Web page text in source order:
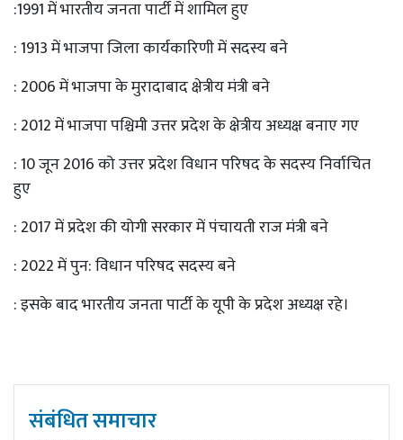
:1991 में भारतीय जनता पार्टी में शामिल हुए
: 1913 में भाजपा जिला कार्यकारिणी में सदस्य बने
: 2006 में भाजपा के मुरादाबाद क्षेत्रीय मंत्री बने
: 2012 में भाजपा पश्चिमी उत्तर प्रदेश के क्षेत्रीय अध्यक्ष बनाए गए
: 10 जून 2016 को उत्तर प्रदेश विधान परिषद के सदस्य निर्वाचित
हुए
: 2017 में प्रदेश की योगी सरकार में पंचायती राज मंत्री बने
: 2022 में पुन: विधान परिषद सदस्य बने
: इसके बाद भारतीय जनता पार्टी के यूपी के प्रदेश अध्यक्ष रहे।
संबंधित समाचार